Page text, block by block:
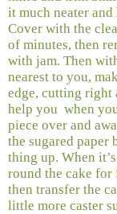
it much neater
Cover with the
of minutes, then
with jam. Then
nearest to you,
edge, cutting right
help you when
piece over and
the sugared paper
thing up. When
round the cake for
then transfer the
little more caster